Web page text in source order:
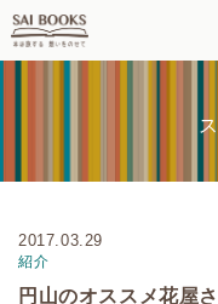
2017.03.29
紹介
円山のオススメ花屋